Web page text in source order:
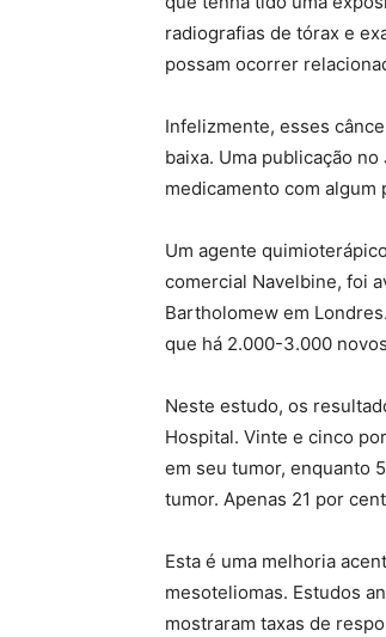
radiografias de tórax e
possam ocorrer
Infelizmente, esses
baixa. Uma publicação
medicamento com algum
Um agente
comercial Navelbine, foi
Bartholomew em
que há 2.000-3.000
Neste estudo, os
Hospital. Vinte e cinco
em seu tumor, enquanto
tumor. Apenas 21 por
Esta é uma melhoria
mesoteliomas. Estudos
mostraram taxas de